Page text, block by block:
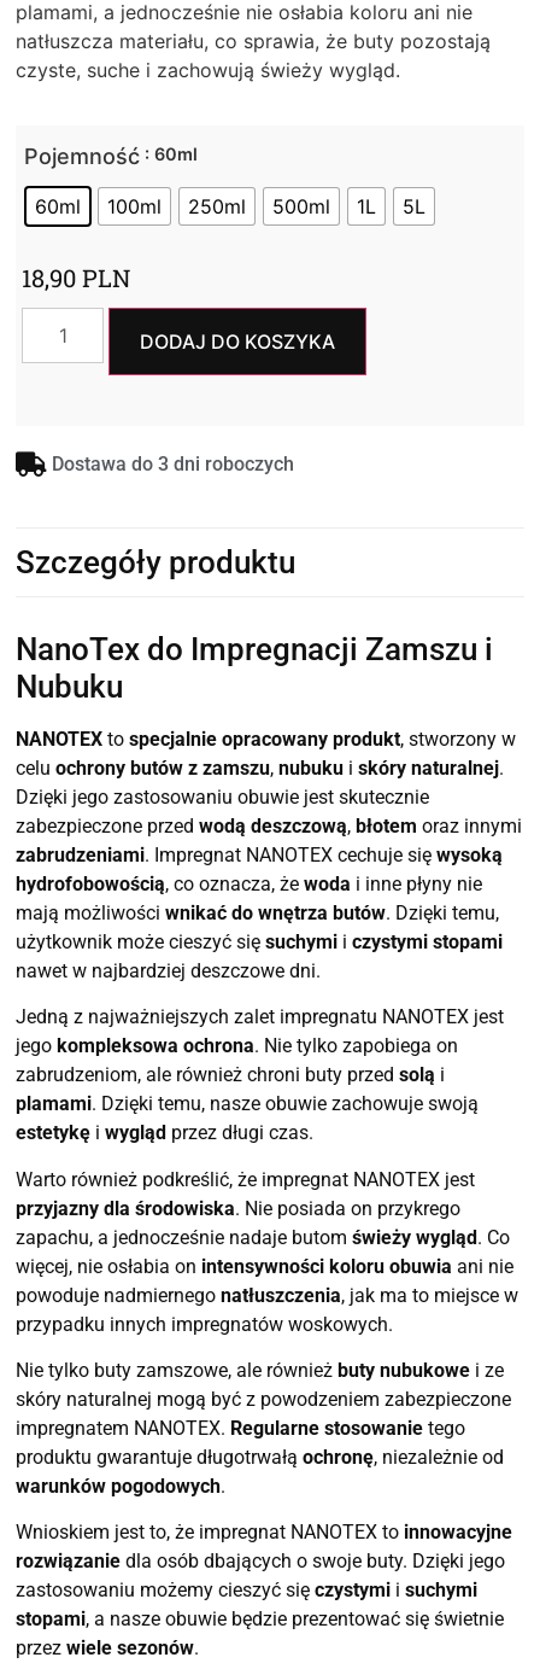
plamami, a jednocześnie nie osłabia koloru ani nie
natłuszcza materiału, co sprawia, że buty pozostają
czyste, suche i zachowują świeży wygląd.
Pojemność : 60ml
60ml 100ml 250ml 500ml 1L 5L
18,90PLN
DODAJ DO KOSZYKA
Dostawa do 3 dni roboczych
Szczegóły produktu
NanoTex do Impregnacji Zamszu i
Nubuku
NANOTEX tospecjalnie opracowany produkt, stworzony w
celuochrony butów z zamszu,nubuku iskóry naturalnej.
Dzięki jego zastosowaniu obuwie jest skutecznie
zabezpieczone przedwodą deszczową,błotem oraz innymi
zabrudzeniami. Impregnat NANOTEX cechuje sięwysoką
hydrofobowością, co oznacza, żewoda i inne płyny nie
mają możliwościwnikać do wnętrza butów. Dzięki temu,
użytkownik może cieszyć sięsuchymi iczystymi stopami
nawet w najbardziej deszczowe dni.
Jedną z najważniejszych zalet impregnatu NANOTEX jest
jego kompleksowa ochrona. Nie tylko zapobiega on
zabrudzeniom, ale również chroni buty przedsolą i
plamami. Dzięki temu, nasze obuwie zachowuje swoją
estetykę iwygląd przez długi czas.
Warto również podkreślić, że impregnat NANOTEX jest
przyjazny dla środowiska. Nie posiada on przykrego
zapachu, a jednocześnie nadaje butomświeży wygląd. Co
więcej, nie osłabia on intensywności koloru obuwia ani nie
powoduje nadmiernegonatłuszczenia, jak ma to miejsce w
przypadku innych impregnatów woskowych.
Nie tylko buty zamszowe, ale równieżbuty nubukowe i ze
skóry naturalnej mogą być z powodzeniem zabezpieczone
impregnatem NANOTEX. Regularne stosowanie tego
produktu gwarantuje długotrwałąochronę, niezależnie od
warunków pogodowych.
Wnioskiem jest to, że impregnat NANOTEX to innowacyjne
rozwiązanie dla osób dbających o swoje buty. Dzięki jego
zastosowaniu możemy cieszyć sięczystymi isuchymi
stopami, a nasze obuwie będzie prezentować się świetnie
przezwiele sezonów.